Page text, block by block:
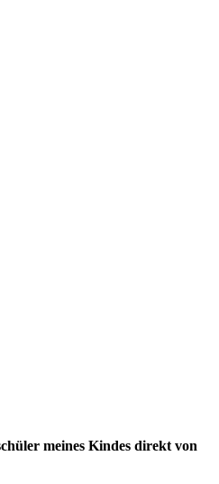
meines Kindes direkt von